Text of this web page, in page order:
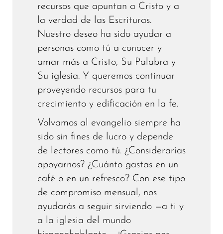
recursos que apuntan a Cristo y a
la verdad de las Escrituras.
Nuestro deseo ha sido ayudar a
personas como tú a conocer y
amar más a Cristo, Su Palabra y
Su iglesia. Y queremos continuar
proveyendo recursos para tu
crecimiento y edificación en la fe.
Volvamos al evangelio siempre ha
sido sin fines de lucro y depende
de lectores como tú. ¿Considerarías
apoyarnos? ¿Cuánto gastas en un
café o en un refresco? Con ese tipo
de compromiso mensual, nos
ayudarás a seguir sirviendo —a ti y
a la iglesia del mundo